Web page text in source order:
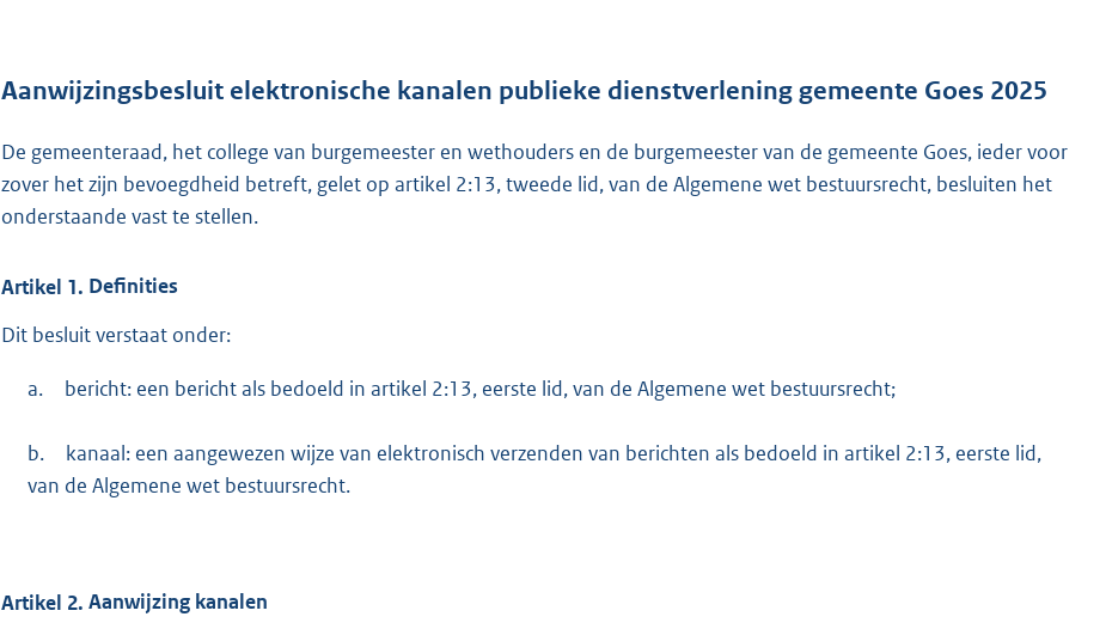
d
g
r
:
5
Aanwijzingsbesluit elektronische kanalen publieke dienstverlening gemeente Goes 2025
De gemeenteraad, het college van burgemeester en wethouders en de burgemeester van de gemeente Goes, ieder voor
zover het zijn bevoegdheid betreft, gelet op artikel 2:13, tweede lid, van de Algemene wet bestuursrecht, besluiten het
onderstaande vast te stellen.
Artikel 1. Definities
Dit besluit verstaat onder:
a. bericht: een bericht als bedoeld in artikel 2:13, eerste lid, van de Algemene wet bestuursrecht;
b.
kanaal: een aangewezen wijze van elektronisch verzenden van berichten als bedoeld in artikel 2:13, eerste lid,
van de Algemene wet bestuursrecht.
Artikel 2. Aanwijzing kanalen